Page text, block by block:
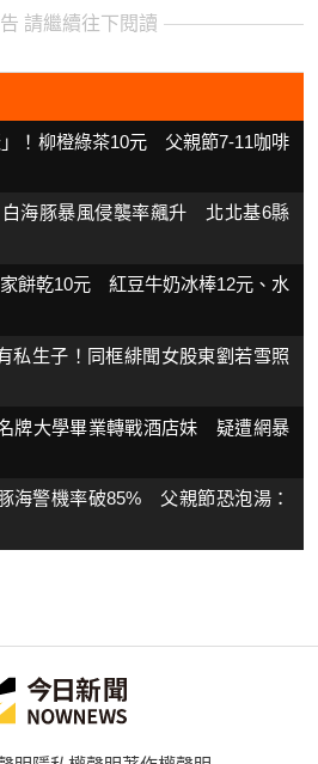
請繼續往下閱讀
！柳橙綠茶10元 父親節7-11咖啡
白海豚暴風侵襲率飆升 北北基6縣
餅乾10元 紅豆牛奶冰棒12元、水
私生子！同框緋聞女股東劉若雪照
牌大學畢業轉戰酒店妹 疑遭網暴
海警機率破85% 父親節恐泡湯：